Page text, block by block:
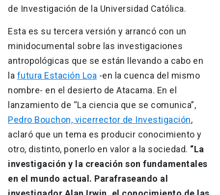
de Investigación de la Universidad Católica.
Esta es su tercera versión y arrancó con un
minidocumental sobre las investigaciones
antropológicas que se están llevando a cabo en
la futura Estación Loa -en la cuenca del mismo
nombre- en el desierto de Atacama. En el
lanzamiento de “La ciencia que se comunica”,
Pedro Bouchon, vicerrector de Investigación,
aclaró que un tema es producir conocimiento y
otro, distinto, ponerlo en valor a la sociedad. “La
investigación y la creación son fundamentales
en el mundo actual. Parafraseando al